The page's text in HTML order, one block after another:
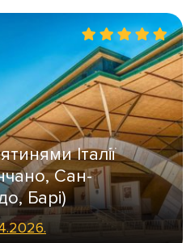
Італії
Сан-
Барі)